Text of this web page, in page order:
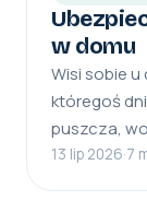
w domu
Wisi sobie u
któregoś
puszcza,
13 lip 2026·7